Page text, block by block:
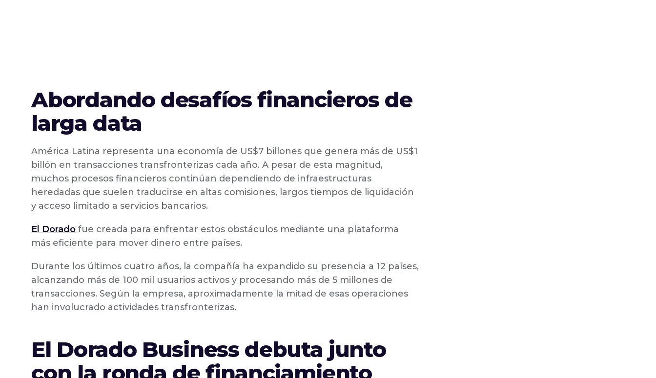
Abordando desafíos financieros de
larga data
América Latina representa una economía de US$7 billones que genera más de US$1
billón en transacciones transfronterizas cada año. A pesar de esta magnitud,
muchos procesos financieros continúan dependiendo de infraestructuras
heredadas que suelen traducirse en altas comisiones, largos tiempos de liquidación
y acceso limitado a servicios bancarios.
El Dorado fue creada para enfrentar estos obstáculos mediante una plataforma
más eficiente para mover dinero entre países.
Durante los últimos cuatro años, la compañía ha expandido su presencia a 12 países,
alcanzando más de 100 mil usuarios activos y procesando más de 5 millones de
transacciones. Según la empresa, aproximadamente la mitad de esas operaciones
han involucrado actividades transfronterizas.
El Dorado Business debuta junto